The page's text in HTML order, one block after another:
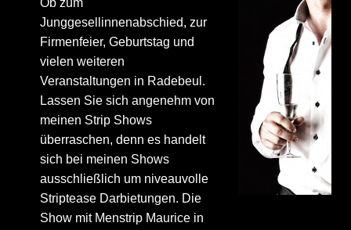
Ob zum
Junggesellinnenabschied, zur
Firmenfeier, Geburtstag und
vielen weiteren
Veranstaltungen in Radebeul.
Lassen Sie sich angenehm von
meinen Strip Shows
überraschen, denn es handelt
sich bei meinen Shows
ausschließlich um niveauvolle
Striptease Darbietungen. Die
Show mit Menstrip Maurice in